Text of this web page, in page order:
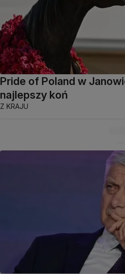
Pride of Poland w
najlepszy koń
Z KRAJU